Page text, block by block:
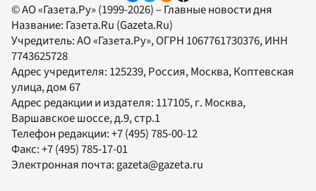
© АО «Газета.Ру» (1999-2026) – Главные новости дня
Название: Газета.Ru (Gazeta.Ru)
Учредитель:АО «Газета.Ру», ОГРН 1067761730376, ИНН
7743625728
Адрес учредителя: 125239, Россия, Москва, Коптевская
улица, дом 67
Адрес редакции и издателя: 117105, г. Москва,
Варшавское шоссе, д.9, стр.1
Телефон редакции:+7 (495) 785-00-12
Факс:+7 (495) 785-17-01
Электронная почта:gazeta@gazeta.ru